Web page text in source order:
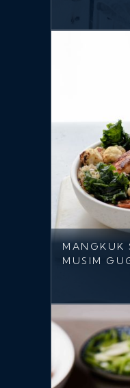
MANGKUK
MUSIM